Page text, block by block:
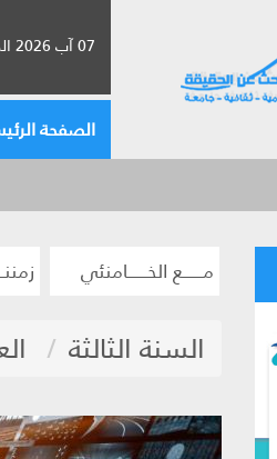
07 آب 2026 الموافق لـ 23 صفر 1448
الصفحة
مــــــع الخــــــامنئي
السنة الثالثة